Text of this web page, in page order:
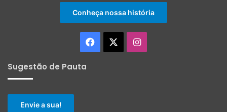
Conheça nossa história
Facebook Instagram
Sugestão de Pauta
Envie a sua!